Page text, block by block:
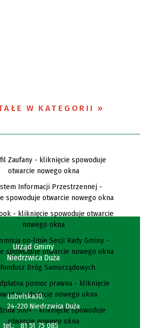
W KATEGORII
Urząd Gminy
Niedrzwica Duża
Lubelska30,
24-220 Niedrzwica Duża
tel.:
81 51 75 085